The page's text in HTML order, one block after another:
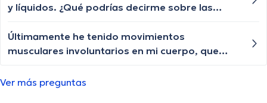
y líquidos. ¿Qué podrías decirme sobre las
buscar ayuda médica?
Últimamente he tenido movimientos
musculares involuntarios en mi cuerpo, que
Ver más preguntas